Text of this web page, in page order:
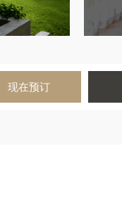
现在预订